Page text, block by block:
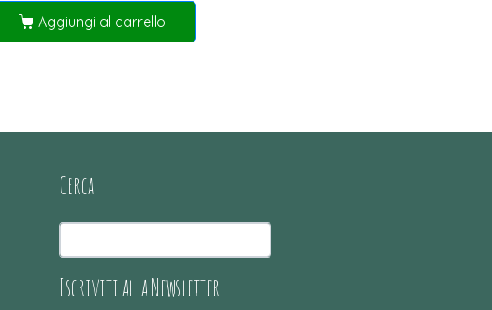
Aggiungi al carrello
Cerca
Iscriviti alla Newsletter